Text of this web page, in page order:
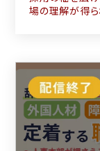
場の理解が得